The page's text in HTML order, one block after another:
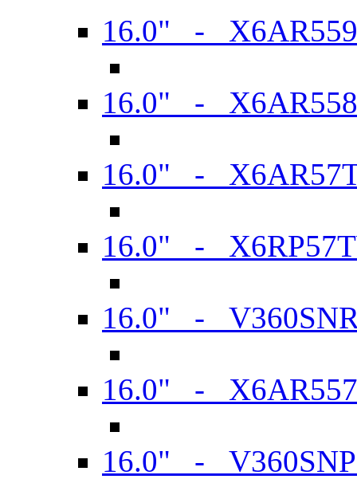
16.0" -
16.0" -
16.0" -
16.0" -
16.0" -
16.0" -
16.0" -